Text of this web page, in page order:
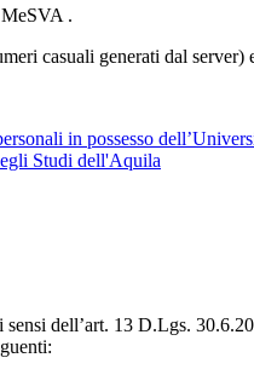
.
casuali generati dal
in possesso
Studi dell'Aquila
dell’art. 13 D.Lgs.